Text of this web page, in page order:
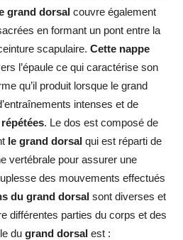
grand dorsal couvre également
en formant un pont entre la
scapulaire. Cette nappe
l’épaule ce qui caractérise son
qu’il produit lorsque le grand
intenses et de
. Le dos est composé de
le grand dorsal qui est réparti de
vertébrale pour assurer une
des mouvements effectués
du grand dorsal sont diverses et
différentes parties du corps et des
du grand dorsal est :